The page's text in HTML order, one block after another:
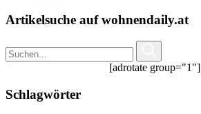
Artikelsuche auf wohnendaily.at
[adrotate group="1"]
Schlagwörter